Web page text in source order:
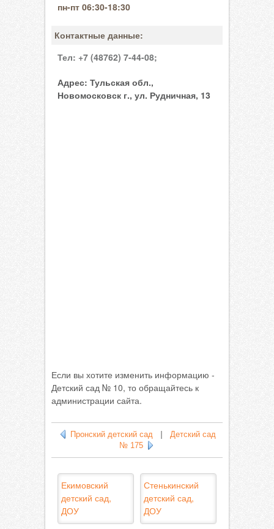
пн-пт 06:30-18:30
Контактные данные:
Тел: +7 (48762) 7-44-08;
Адрес: Тульская обл.,
Новомосковск г., ул. Рудничная, 13
Если вы хотите изменить информацию -
Детский сад № 10, то обращайтесь к
администрации сайта.
Пронский детский сад
Детский сад
№ 175
Екимовский
детский сад,
ДОУ
Стенькинский
детский сад,
ДОУ